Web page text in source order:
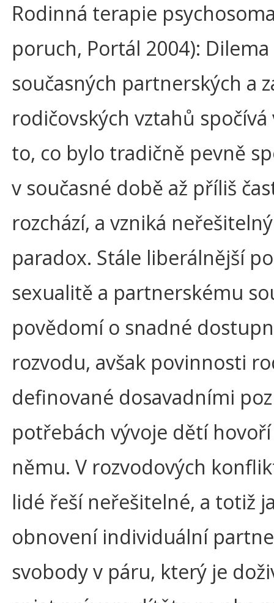
Rodinná terapie
poruch, Portál 2004): Dilema
současných partnerských a
rodičovských vztahů
to, co bylo tradičně pevně
v současné době až příliš
rozchází, a vzniká neřešitelný
paradox. Stále liberálnější
sexualitě a partnerskému
povědomí o snadné
rozvodu, avšak povinnosti
definované dosavadními
potřebách vývoje dětí
němu. V rozvodových
lidé řeší neřešitelné, a totiž
obnovení individuální
svobody v páru, který je